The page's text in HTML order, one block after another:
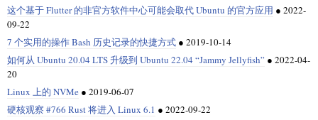
这个基于 Flutter 的非官方软件中心可能会取代 Ubuntu 的官方应用 ● 2022-
09-22
7 个实用的操作 Bash 历史记录的快捷方式 ● 2019-10-14
如何从 Ubuntu 20.04 LTS 升级到 Ubuntu 22.04 “Jammy Jellyfish” ● 2022-04-
20
Linux 上的 NVMe ● 2019-06-07
硬核观察 #766 Rust 将进入 Linux 6.1 ● 2022-09-22